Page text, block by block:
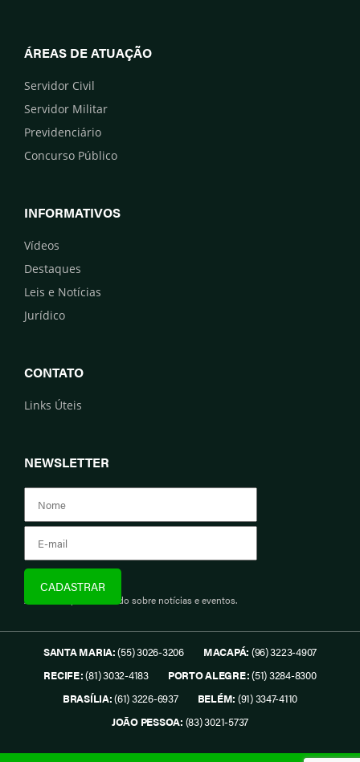
ÁREAS DE ATUAÇÃO
Servidor Civil
Servidor Militar
Previdenciário
Concurso Público
INFORMATIVOS
Vídeos
Destaques
Leis e Notícias
Jurídico
CONTATO
Links Úteis
NEWSLETTER
Assine e fique informado sobre notícias e eventos.
SANTA MARIA:(55) 3026-3206 MACAPÁ: (96) 3223-4907
RECIFE:(81) 3032-4183 PORTO ALEGRE:(51) 3284-8300
BRASÍLIA:(61) 3226-6937 BELÉM: (91) 3347-4110
JOÃO PESSOA: (83) 3021-5737